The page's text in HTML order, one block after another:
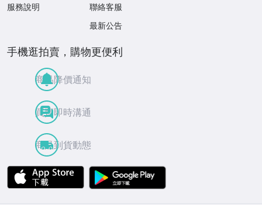
服務說明
聯絡客服
最新公告
手機逛拍賣，購物更便利
商品降價通知
買賣即時溝通
商品到貨動態
APP Store